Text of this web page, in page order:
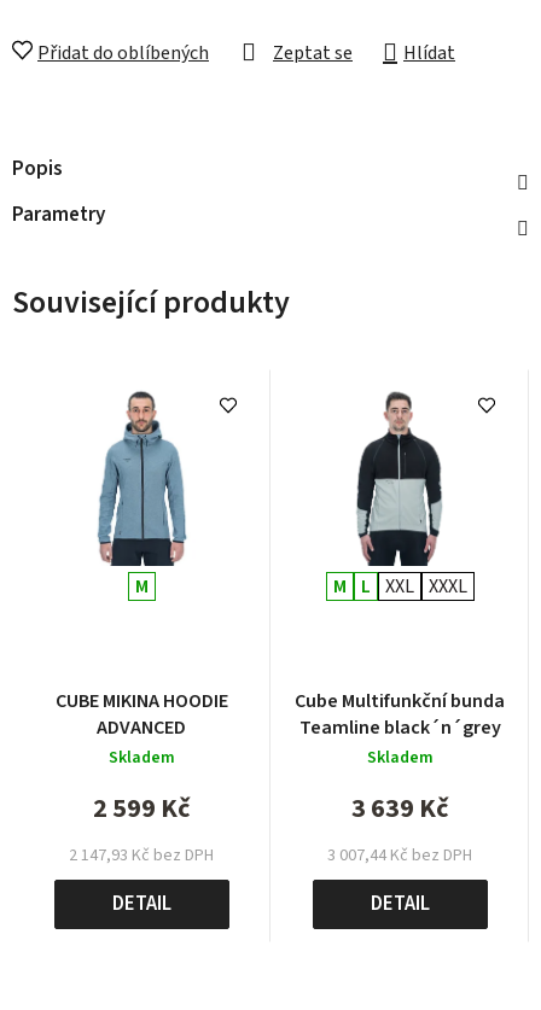
Zeptat se Hlídat
Přidat do oblíbených
Popis
Parametry
Související produkty
M
CUBE MIKINA HOODIE
ADVANCED
Skladem
2 147,93 Kč bez DPH
2 599 Kč
DETAIL
M L XXL XXXL
Cube Multifunkční bunda
Teamline black´n´grey
Skladem
3 007,44 Kč bez DPH
3 639 Kč
DETAIL